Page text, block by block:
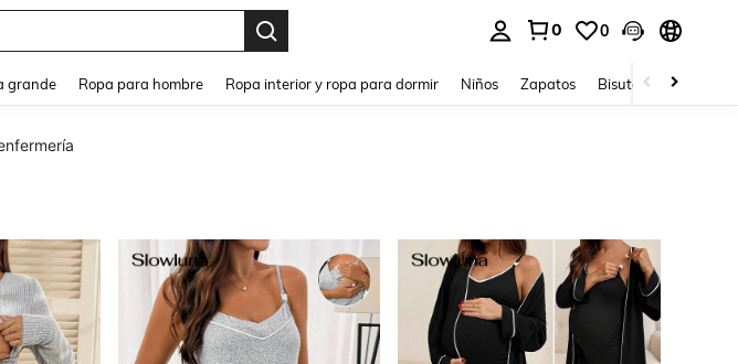
0 0
grande Ropa para hombre Ropa interior y ropa para dormir Niños Zapatos Bisutería Y